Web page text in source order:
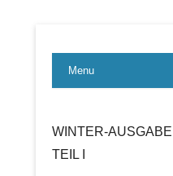
LBE-Express
Menu
WINTER-
TEIL I